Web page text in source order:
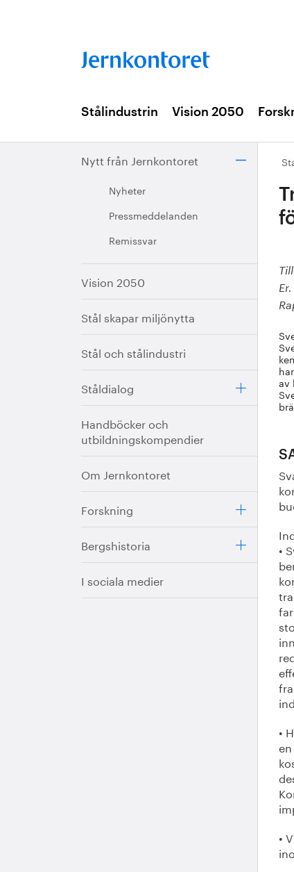
Stålindustrin Vision 2050
Nytt från Jernkontoret
Nyheter
Pressmeddelanden
Remissvar
Vision 2050
Stål skapar miljönytta
Stål och stålindustri
Ståldialog
Handböcker och
utbildningskompendier
Om Jernkontoret
Forskning
Bergshistoria
I sociala medier
av
•
•
•